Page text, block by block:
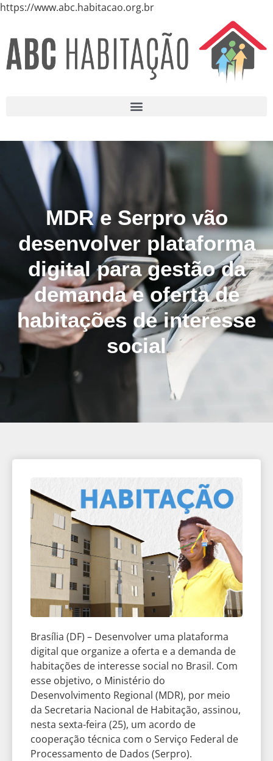
https://www.abc.habitacao.org.br
MDR e Serpro vão
desenvolver plataforma
digital para gestão da
demanda e oferta de
habitações de interesse
social
Brasília (DF) – Desenvolver uma plataforma
digital que organize a oferta e a demanda de
habitações de interesse social no Brasil. Com
esse objetivo, o Ministério do
Desenvolvimento Regional (MDR), por meio
da Secretaria Nacional de Habitação, assinou,
nesta sexta-feira (25), um acordo de
cooperação técnica com o Serviço Federal de
Processamento de Dados (Serpro).